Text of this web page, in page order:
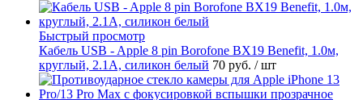
Быстрый просмотр
Кабель USB - Apple 8 pin Borofone BX19 Benefit, 1.0м,
круглый, 2.1A, силикон белый 70 руб. / шт